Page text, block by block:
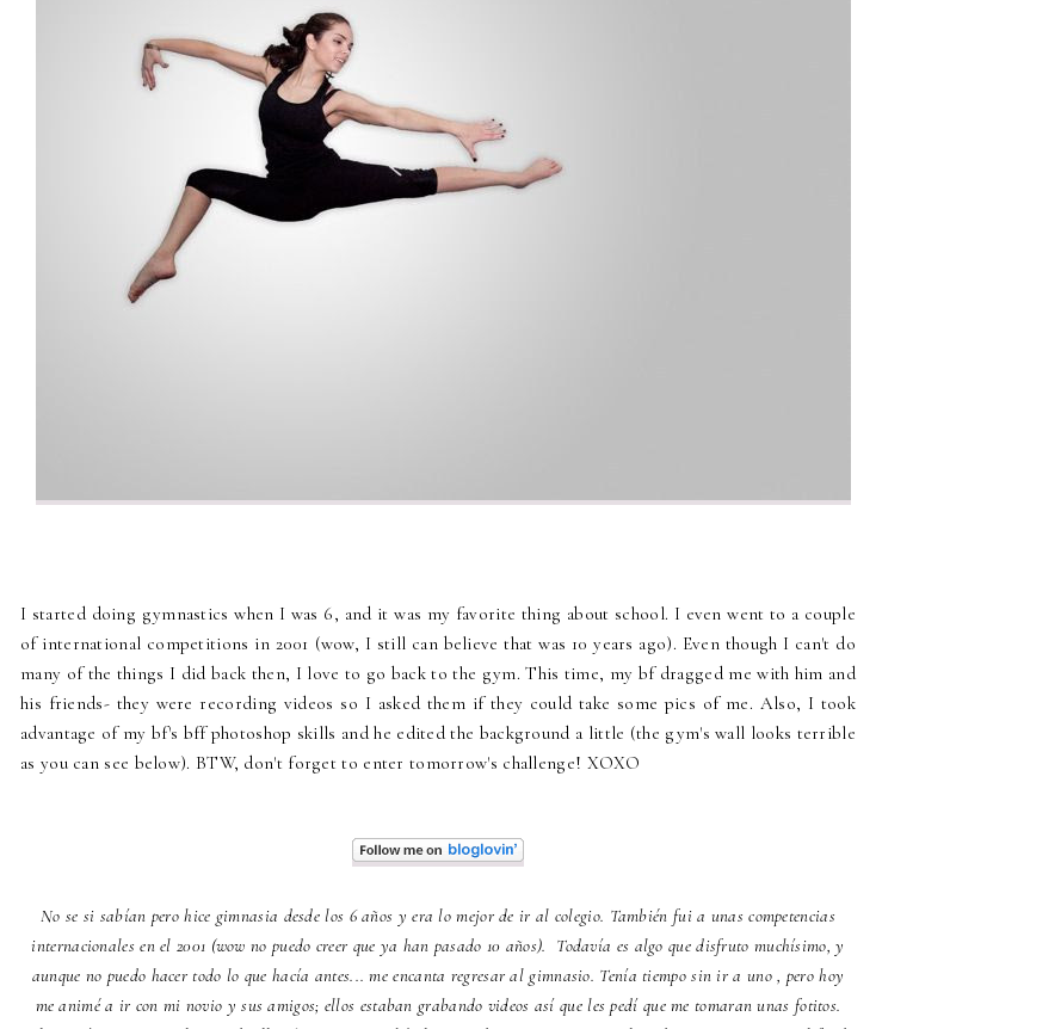
I started doing gymnastics when I was 6, and it was my favorite thing about school. I even went to a couple
of international competitions in 2001 (wow, I still can believe that was 10 years ago). Even though I can't do
many of the things I did back then, I love to go back to the gym. This time, my bf dragged me with him and
his friends- they were recording videos so I asked them if they could take some pics of me. Also, I took
advantage of my bf's bff photoshop skills and he edited the background a little (the gym's wall looks terrible
as you can see below). BTW, don't forget to enter tomorrow's challenge! XOXO
No se si sabían pero hice gimnasia desde los 6 años y era lo mejor de ir al colegio. También fui a unas competencias
internacionales en el 2001 (wow no puedo creer que ya han pasado 10 años). Todavía es algo que disfruto muchísimo, y
aunque no puedo hacer todo lo que hacía antes... me encanta regresar al gimnasio. Tenía tiempo sin ir a uno , pero hoy
me animé a ir con mi novio y sus amigos; ellos estaban grabando videos así que les pedí que me tomaran unas fotitos.